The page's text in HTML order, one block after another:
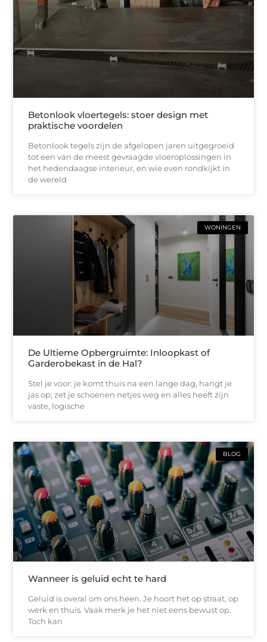
Betonlook vloertegels: stoer design met
praktische voordelen
Betonlook tegels zijn de afgelopen jaren uitgegroeid
tot een van de meest gevraagde vloeroplossingen in
het hedendaagse interieur, en wie even rondkijkt in
de wereld
WONINGEN
De Ultieme Opbergruimte: Inloopkast of
Garderobekast in de Hal?
Stel je voor: je komt thuis na een lange dag, hangt je
jas op, zet je schoenen netjes weg en alles heeft zijn
vaste, logische
BLOG
Wanneer is geluid echt te hard
Geluid is overal om ons heen. Je hoort het op straat, op
werk en thuis. Vaak merk je het niet eens bewust op.
Toch kan